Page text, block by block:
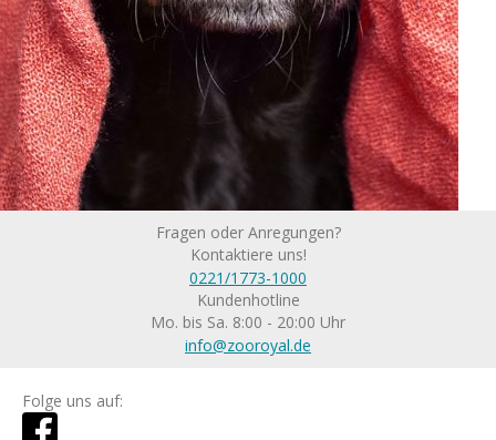
Fragen oder Anregungen?
Kontaktiere uns!
0221/1773-1000
Kundenhotline
Mo. bis Sa. 8:00 - 20:00 Uhr
info@zooroyal.de
Folge uns auf: